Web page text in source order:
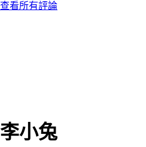
查看所有評論
李小兔